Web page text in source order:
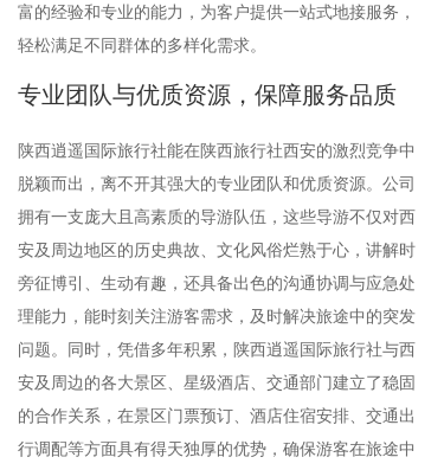
富的经验和专业的能力，为客户提供一站式地接服务，
轻松满足不同群体的多样化需求。
专业团队与优质资源，保障服务品质
陕西逍遥国际旅行社能在陕西旅行社西安的激烈竞争中
脱颖而出，离不开其强大的专业团队和优质资源。公司
拥有一支庞大且高素质的导游队伍，这些导游不仅对西
安及周边地区的历史典故、文化风俗烂熟于心，讲解时
旁征博引、生动有趣，还具备出色的沟通协调与应急处
理能力，能时刻关注游客需求，及时解决旅途中的突发
问题。同时，凭借多年积累，陕西逍遥国际旅行社与西
安及周边的各大景区、星级酒店、交通部门建立了稳固
的合作关系，在景区门票预订、酒店住宿安排、交通出
行调配等方面具有得天独厚的优势，确保游客在旅途中